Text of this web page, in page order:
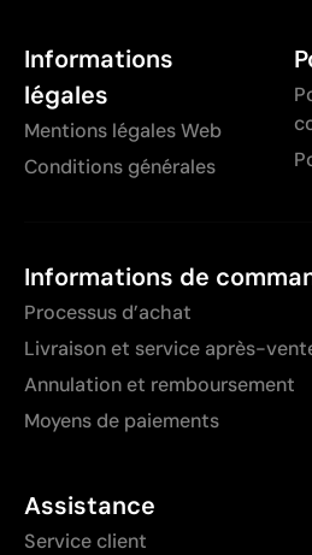
Informations
légales
Mentions légales Web
Conditions générales
Informations de
Processus d’achat
Livraison et service après-
Annulation et remboursement
Moyens de paiements
Assistance
Service client